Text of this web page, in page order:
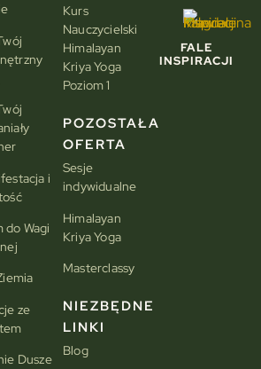
i
do Wagi
ze
Dusze
Kurs
Nauczycielski
Himalayan
Kriya Yoga
Poziom 1
POZOSTAŁA
OFERTA
Sesje
indywidualne
Himalayan
Kriya Yoga
Masterclassy
NIEZBĘDNE
LINKI
Blog
FALE
INSPIRACJI